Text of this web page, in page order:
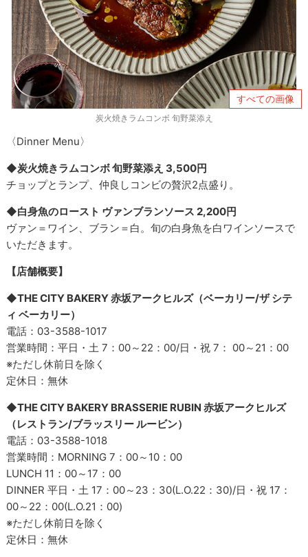
すべての画像
炭火焼きラムコンボ 旬野菜添え
〈Dinner Menu〉
◆炭火焼きラムコンボ 旬野菜添え 3,500円
チョップとランプ、仲良しコンビの贅沢2点盛り。
◆白身魚のロースト ヴァンブランソース 2,200円
ヴァン＝ワイン、ブラン＝白。旬の白身魚を白ワインソースで
いただきます。
【店舗概要】
◆THE CITY BAKERY 赤坂アークヒルズ（ベーカリー/ザ シテ
ィ ベーカリー）
電話：03-3588-1017
営業時間：平日・土 7：00～22：00/日・祝 7： 00～21：00
※ただし休前日を除く
定休日：無休
◆THE CITY BAKERY BRASSERIE RUBIN 赤坂アークヒルズ
（レストラン/ブラッスリー ルービン）
電話：03-3588-1018
営業時間：MORNING 7：00～10：00
LUNCH 11：00～17：00
DINNER 平日・土 17：00～23：30(L.O.22：30)/日・祝 17：
00～22：00(L.O.21：00)
​※ただし休前日を除く
定休日：無休